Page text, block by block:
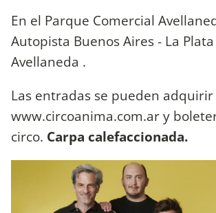
En el Parque Comercial
Autopista Buenos Aires - La
Avellaneda .
Las entradas se pueden adquirir
www.circoanima.com.ar y
circo. Carpa calefaccionada.